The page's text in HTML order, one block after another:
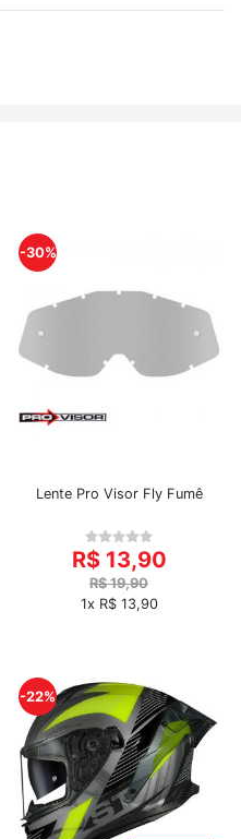
-30%
Lente Pro Visor Fly Fumê
R$ 13,90
R$ 19,90
1x R$ 13,90
-22%